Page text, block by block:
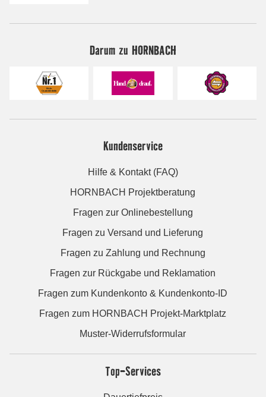
Darum zu HORNBACH
Kundenservice
Hilfe & Kontakt (FAQ)
HORNBACH Projektberatung
Fragen zur Onlinebestellung
Fragen zu Versand und Lieferung
Fragen zu Zahlung und Rechnung
Fragen zur Rückgabe und Reklamation
Fragen zum Kundenkonto & Kundenkonto-ID
Fragen zum HORNBACH Projekt-Marktplatz
Muster-Widerrufsformular
Top-Services